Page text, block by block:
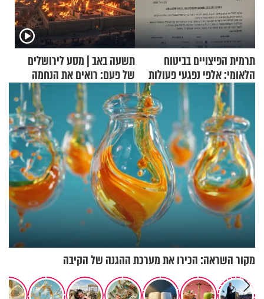
תרמית הפיצויים בביטוח
הלאומי: אלפי נפגעי פעולות
איבה קיבלו כספים במירמה
תשעה באב | מסע לירושלים
של פעם: רואים את הנחמה
מקור השראה: הכירו את מערכת ההגנה של הקיבה